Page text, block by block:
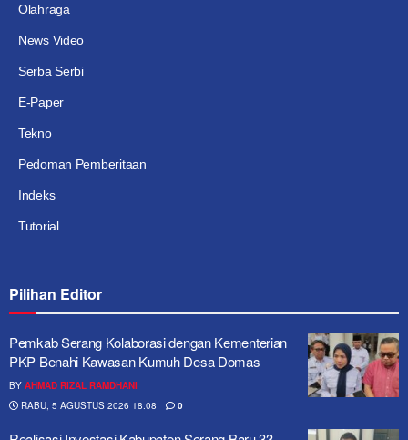
Olahraga
News Video
Serba Serbi
E-Paper
Tekno
Pedoman Pemberitaan
Indeks
Tutorial
Pilihan Editor
Pemkab Serang Kolaborasi dengan Kementerian
PKP Benahi Kawasan Kumuh Desa Domas
BY AHMAD RIZAL RAMDHANI
RABU, 5 AGUSTUS 2026 18:08
0